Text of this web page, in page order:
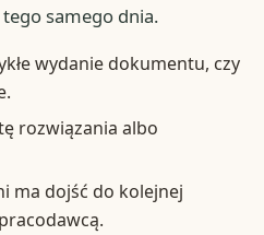
samego dnia.
wydanie dokumentu, czy
rozwiązania albo
ma dojść do kolejnej